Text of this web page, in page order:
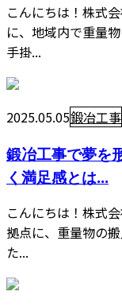
こんにちは！株式
に、地域内で重量
手掛...
2025.05.05鍛冶工事
鍛冶工事で夢を
く満足感とは...
こんにちは！株式
拠点に、重量物の
た...